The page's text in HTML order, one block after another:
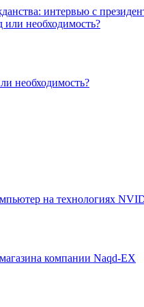
интервью с
необходимость?
на технологиях
компании Naqd-EX